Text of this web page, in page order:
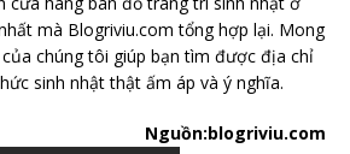
mà Blogriviu.com tổng hợp lại. Mong
chúng tôi giúp bạn tìm được địa chỉ
sinh nhật thật ấm áp và ý nghĩa.
Nguồn:blogriviu.com